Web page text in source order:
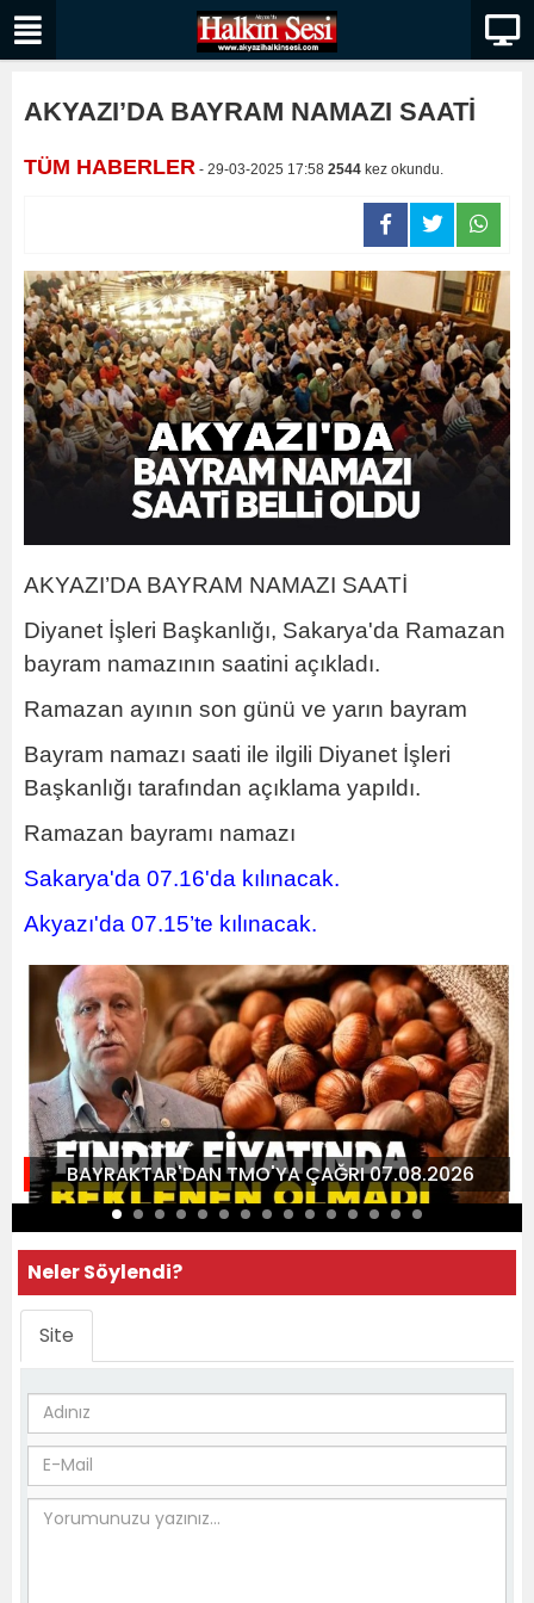
AKYAZI’DA BAYRAM NAMAZI SAATİ
TÜM HABERLER - 29-03-2025 17:58 2544 kez okundu.
AKYAZI’DA BAYRAM NAMAZI SAATİ
Diyanet İşleri Başkanlığı, Sakarya'da Ramazan
bayram namazının saatini açıkladı.
Ramazan ayının son günü ve yarın bayram
Bayram namazı saati ile ilgili Diyanet İşleri
Başkanlığı tarafından açıklama yapıldı.
Ramazan bayramı namazı
Sakarya'da 07.16'da kılınacak.
Akyazı'da 07.15’te kılınacak.
BAYRAKTAR'DAN TMO'YA ÇAĞRI 07.08.2026
Neler Söylendi?
Site